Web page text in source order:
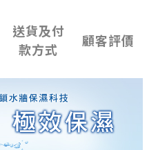
送貨及付
款方式
顧客評價